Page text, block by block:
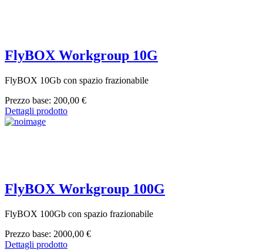
FlyBOX Workgroup 10G
FlyBOX 10Gb con spazio frazionabile
Prezzo base: 200,00 €
Dettagli prodotto
FlyBOX Workgroup 100G
FlyBOX 100Gb con spazio frazionabile
Prezzo base: 2000,00 €
Dettagli prodotto